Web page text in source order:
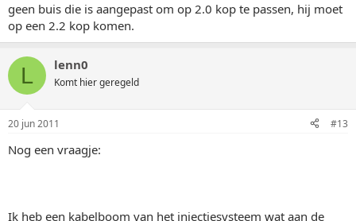
geen buis die is aangepast om op 2.0 kop te passen, hij moet
op een 2.2 kop komen.
L lenn0
Komt hier geregeld
20 jun 2011 #13
Nog een vraagje:
Ik heb een kabelboom van het injectiesysteem wat aan de